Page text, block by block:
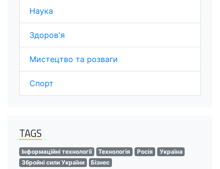
Наука
Здоров'я
Мистецтво та розваги
Спорт
TAGS
Інформаційні технології Технологія Росія
Україна
Збройні сили України
Бізнес